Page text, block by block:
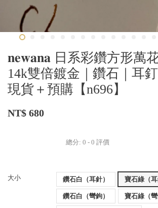
𝐧𝐞𝐰𝐚𝐧𝐚 日系彩鑽方形萬
14k雙倍鍍金｜鑽石｜耳釘
現貨＋預購【n696】
NT$ 680
總分: 0 - 0 評價
大小 鑽石白（耳針） 寶石綠（耳
鑽石白（彎鉤） 寶石綠（彎